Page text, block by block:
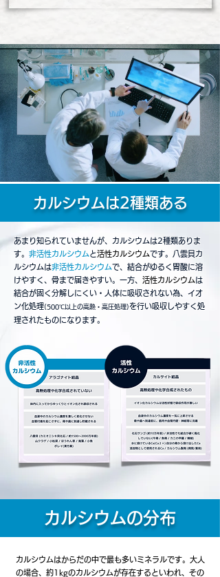
​カルシウムは2種類ある
あまり知られていませんが、カルシウムは2種類ありま
す。 非活性カルシウムと活性カルシウムです。​八雲貝カ
ルシウムは非活性カルシウムで、結合がゆるく胃酸に溶
けやすく、骨まで届きやすい。一方、 活性カルシウムは
結合が固く分解しにくい・人体に吸収されない為、イオ
ン化処理(500℃以上の高熱・高圧処理)を行い吸収しやすく処
理されたものになります。
​カルシウムの分布
カルシウムはからだの中で最も多いミネラルです。大人
の場合、約1kgのカルシウムが存在するといわれ、その